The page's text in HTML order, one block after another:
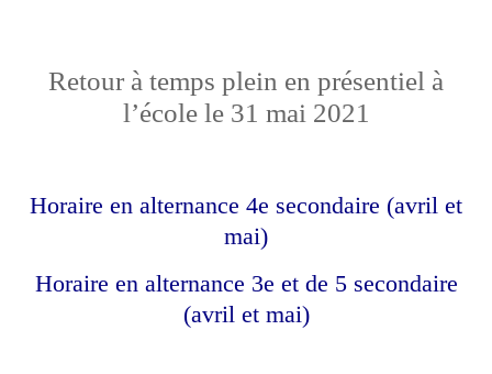
Retour à temps plein en présentiel à
l’école le 31 mai 2021
Horaire en alternance 4e secondaire (avril et
mai)
Horaire en alternance 3e et de 5 secondaire
(avril et mai)